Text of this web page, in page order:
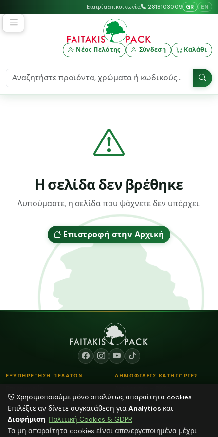
ΕταιρίαΕπικοινωνία 2818103009 GR EN
Νέος Πελάτης Σύνδεση Καλάθι
Η σελίδα δεν βρέθηκε
Λυπούμαστε, η σελίδα που ψάχνετε δεν υπάρχει.
Επιστροφή στην Αρχική
ΕΞΥΠΗΡΕΤΗΣΗ ΠΕΛΑΤΩΝ
Τρόποι Παραγγελίας
Τρόποι Αποστολής & Πληρωμής
Blog
ΔΗΜΟΦΙΛΕΙΣ ΚΑΤΗΓΟΡΙΕΣ
Κορδόνια
Αποξηραμένα φυτά
Plexiglass Διακοσμητικά
Χρησιμοποιούμε μόνο απολύτως απαραίτητα cookies.
Επιλέξτε αν δίνετε συγκατάθεση για Analytics και
Διαφήμιση. Πολιτική Cookies & GDPR
Τα μη απαραίτητα cookies είναι απενεργοποιημένα μέχρι